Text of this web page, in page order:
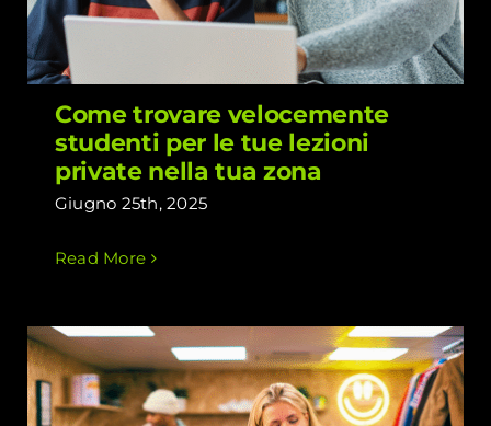
Come trovare velocemente
studenti per le tue lezioni
private nella tua zona
Giugno 25th, 2025
Read More